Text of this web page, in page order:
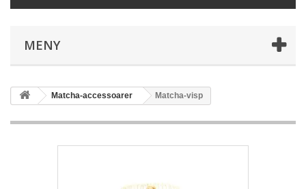
MENY
Matcha-accessoarer Matcha-visp